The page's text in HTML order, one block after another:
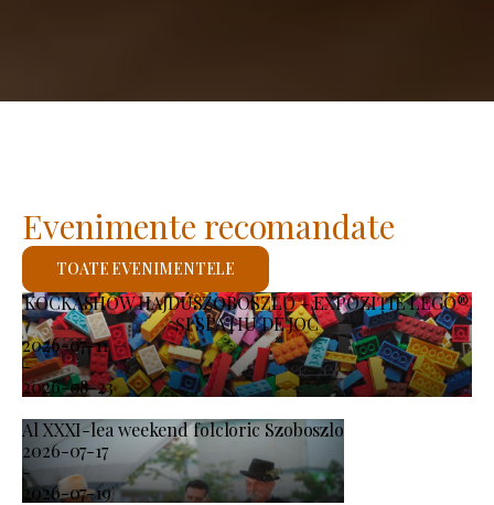
KOCKASHOW HAJDÚSZOBOSZLÓ – EXPOZIȚIE LEGO®
ȘI SPAȚIU DE JOC
2026-07-11
-
2026-08-23
Al XXXI-lea weekend folcloric Szoboszlo
2026-07-17
-
2026-07-19
Evenimente recomandate
TOATE EVENIMENTELE